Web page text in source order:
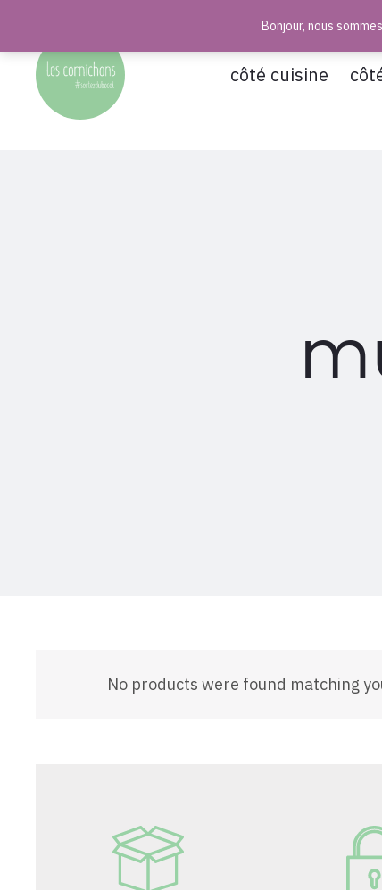
côté cuisine
No products were found matching
Bonjour, nous